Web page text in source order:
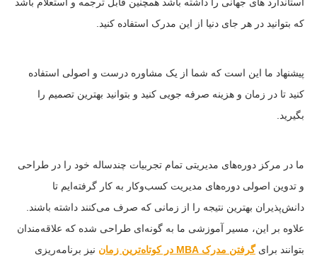
استاندارد های جهانی را داشته باشد همچنین قابل ترجمه و استعلام باشد
که بتوانید در هر جای دنیا از این مدرک استفاده کنید.
پیشنهاد ما این است که شما از یک مشاوره درست و اصولی استفاده
کنید تا در زمان و هزینه صرفه جویی کنید و بتوانید بهترین تصمیم را
بگیرید.
ما در مرکز دوره‌های مدیریتی تمام تجربیات چندساله خود را در طراحی
و تدوین اصولی دوره‌های مدیریت کسب‌وکار به کار گرفته‌ایم تا
دانش‌پذیران بهترین نتیجه را از زمانی که صرف می‌کنند داشته باشند.
علاوه بر این، مسیر آموزشی ما به گونه‌ای طراحی شده که علاقه‌مندان
بتوانند برایگرفتن مدرک MBA در کوتاه‌ترین زمان
نیز برنامه‌ریزی